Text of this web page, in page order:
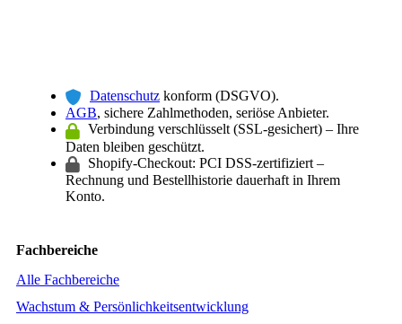
Datenschutz konform (DSGVO).
AGB, sichere Zahlmethoden, seriöse Anbieter.
Verbindung verschlüsselt (SSL-gesichert) – Ihre
Daten bleiben geschützt.
Shopify-Checkout: PCI DSS-zertifiziert –
Rechnung und Bestellhistorie dauerhaft in Ihrem
Konto.
Fachbereiche
Alle Fachbereiche
Wachstum & Persönlichkeitsentwicklung